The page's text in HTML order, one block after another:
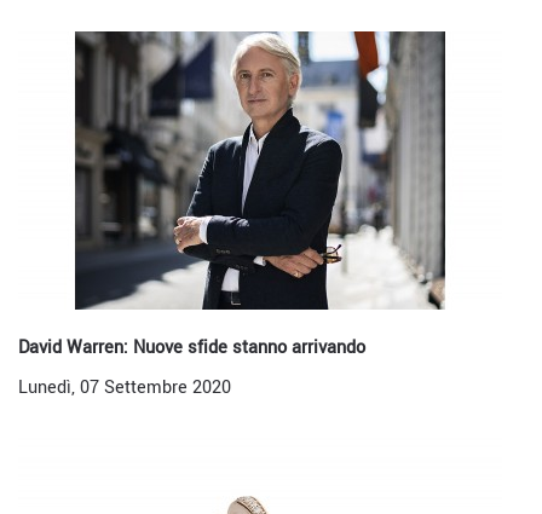
David Warren: Nuove sfide stanno arrivando
Lunedì, 07 Settembre 2020